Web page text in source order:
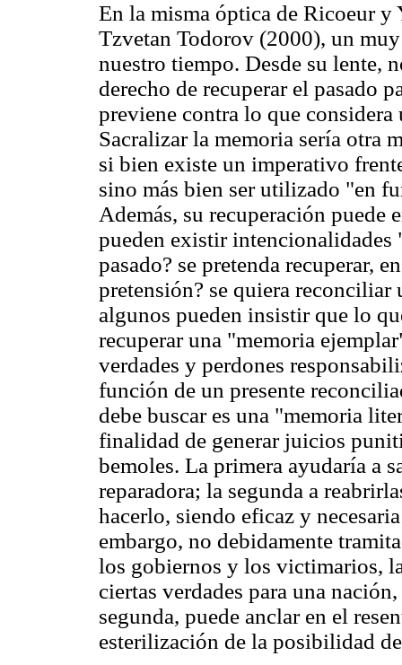
En la misma óptica de Ricoeur y
Tzvetan Todorov (2000), un
nuestro tiempo. Desde su lente,
derecho de recuperar el pasado
previene contra lo que
Sacralizar la memoria sería otra
si bien existe un imperativo
sino más bien ser utilizado "en
Además, su recuperación puede
pueden existir intencionalidades
pasado? se pretenda recuperar,
pretensión? se quiera reconciliar
algunos pueden insistir que lo
recuperar una "memoria
verdades y perdones
función de un presente
debe buscar es una "memoria
finalidad de generar juicios
bemoles. La primera ayudaría a
reparadora; la segunda a
hacerlo, siendo eficaz y
embargo, no debidamente
los gobiernos y los victimarios,
ciertas verdades para una
segunda, puede anclar en el
esterilización de la posibilidad